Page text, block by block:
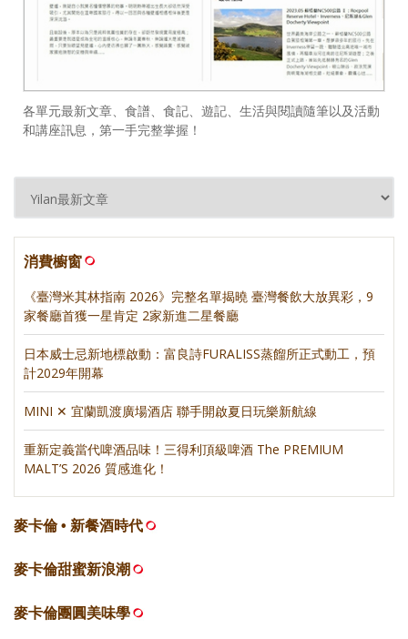
各單元最新文章、食譜、食記、遊記、生活與閱讀隨筆以及活動
和講座訊息，第一手完整掌握！
消費櫥窗
《臺灣米其林指南 2026》完整名單揭曉 臺灣餐飲大放異彩，9
家餐廳首獲一星肯定 2家新進二星餐廳
日本威士忌新地標啟動：富良詩FURALISS蒸餾所正式動工，預
計2029年開幕
MINI ✕ 宜蘭凱渡廣場酒店 聯手開啟夏日玩樂新航線
重新定義當代啤酒品味！三得利頂級啤酒 The PREMIUM
MALT’S 2026 質感進化！
麥卡倫 • 新餐酒時代
麥卡倫甜蜜新浪潮
麥卡倫團圓美味學